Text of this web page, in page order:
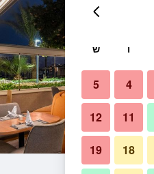
ו ש
4
5
11
12
18
19